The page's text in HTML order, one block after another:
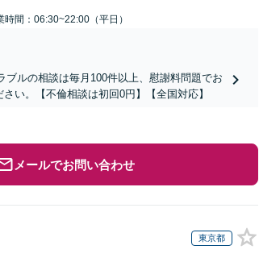
時間：06:30~22:00（平日）
ブルの相談は毎月100件以上、慰謝料問題でお
い。【不倫相談は初回0円】【全国対応】
メールでお問い合わせ
東京都